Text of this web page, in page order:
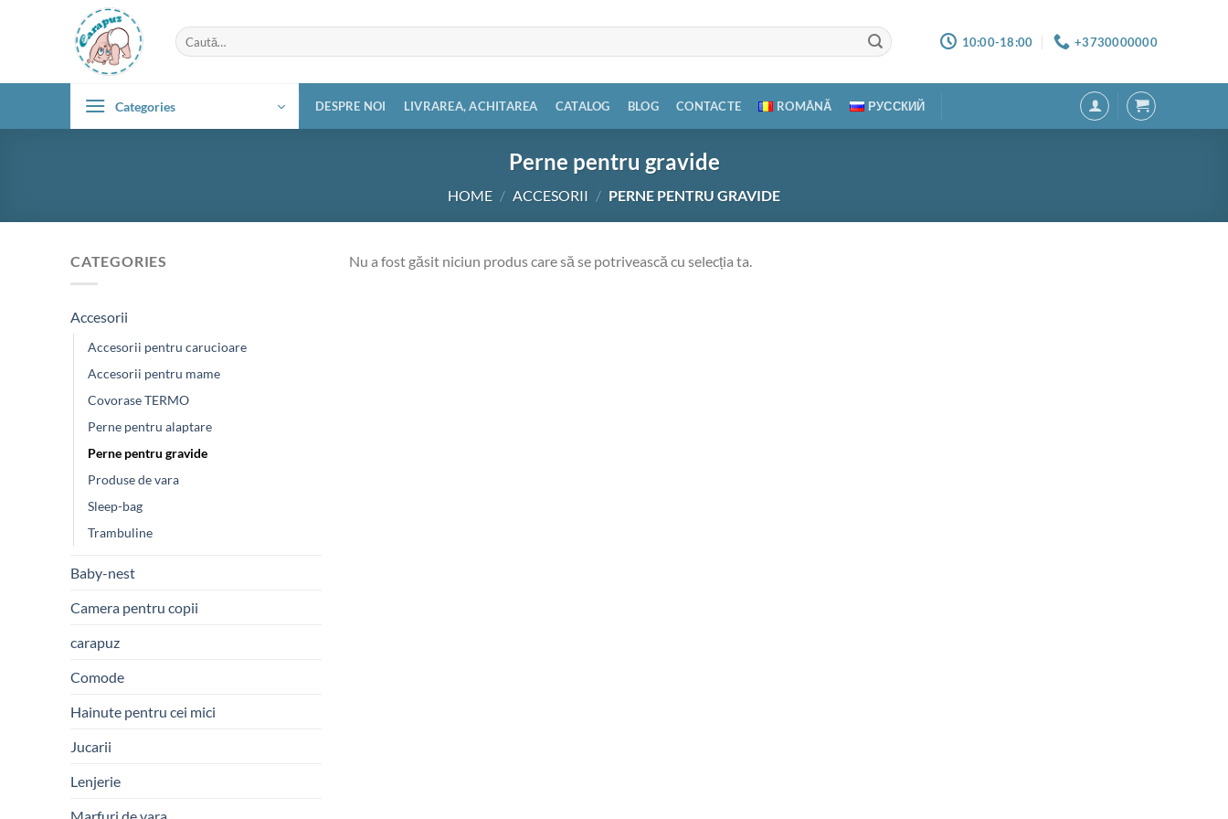
Caută
după:
10:00-18:00 +3730000000
Categories DESPRE NOI LIVRAREA, ACHITAREA CATALOG BLOG CONTACTE ROMÂNĂ РУССКИЙ
Perne pentru gravide
HOME / ACCESORII / PERNE PENTRU GRAVIDE
CATEGORIES
Accesorii
Accesorii pentru carucioare
Accesorii pentru mame
Covorase TERMO
Perne pentru alaptare
Perne pentru gravide
Produse de vara
Sleep-bag
Trambuline
Baby-nest
Camera pentru copii
carapuz
Comode
Hainute pentru cei mici
Jucarii
Lenjerie
Marfuri de vara
Nu a fost găsit niciun produs care să se potrivească cu selecția ta.